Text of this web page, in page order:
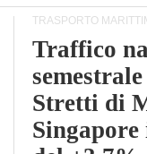
TRASPORTO
Traffico
Stretti di